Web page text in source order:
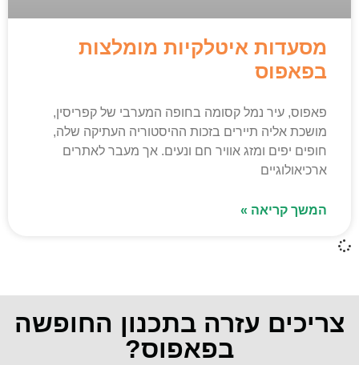
מסעדות איטלקיות מומלצות
בפאפוס
פאפוס, עיר נמל קסומה בחופה המערבי של קפריסין,
מושכת אליה תיירים בזכות ההיסטוריה העתיקה שלה,
חופים יפים ומזג אוויר חם ונעים. אך מעבר לאתרים
ארכיאולוגיים
המשך קריאה »
צריכים עזרה בתכנון החופשה
בפאפוס?